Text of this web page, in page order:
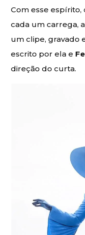
Com esse
cada um carrega,
um clipe, gravado
escrito por ela e
direção do curta.